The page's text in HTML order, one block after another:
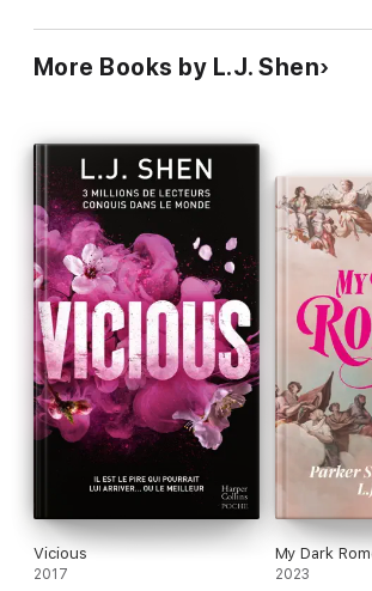
More Books by L.J. Shen
Vicious
2017
My Dark
2023